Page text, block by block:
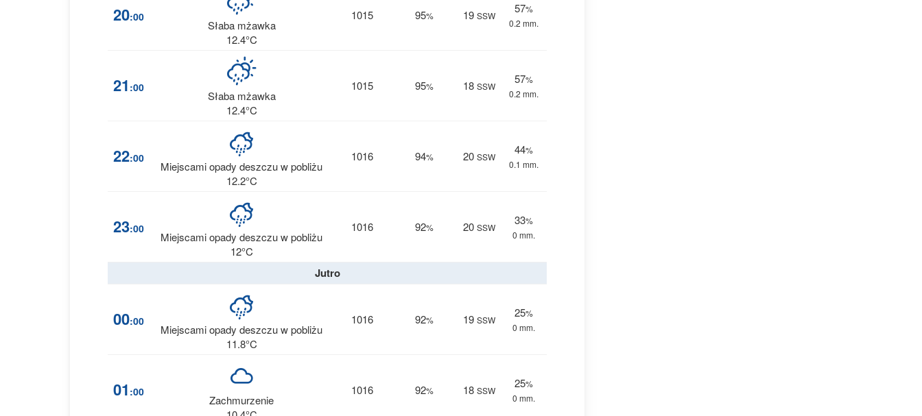
20:00
Słaba mżawka
12.4°C
1015 95% 19 SSW
57%
0.2 mm.
21 :00
Słaba mżawka
12.4°C
1015 95% 18 SSW
57%
0.2 mm.
22:00
Miejscami opady deszczu w pobliżu
12.2°C
1016 94% 20 SSW
44%
0.1 mm.
23:00
Miejscami opady deszczu w pobliżu
12°C
1016 92% 20 SSW
33%
0 mm.
Jutro
00:00
Miejscami opady deszczu w pobliżu
11.8°C
1016 92% 19 SSW
25%
0 mm.
01 :00
Zachmurzenie
1016 92% 18 SSW
25%
0 mm.